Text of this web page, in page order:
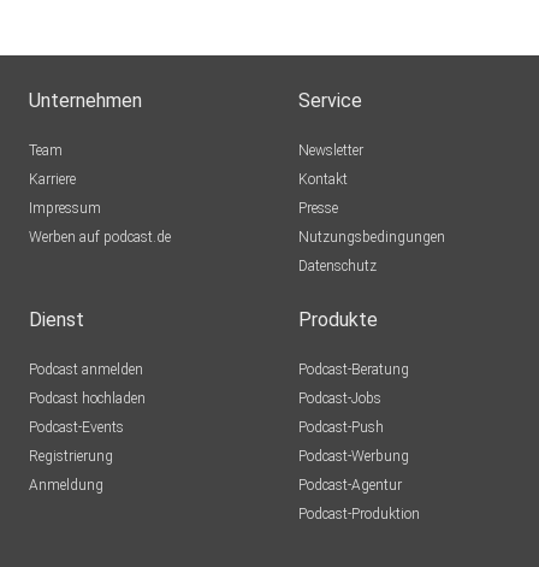
Unternehmen
Team
Karriere
Impressum
Werben auf podcast.de
Service
Newsletter
Kontakt
Presse
Nutzungsbedingungen
Datenschutz
Dienst
Podcast anmelden
Podcast hochladen
Podcast-Events
Registrierung
Anmeldung
Produkte
Podcast-Beratung
Podcast-Jobs
Podcast-Push
Podcast-Werbung
Podcast-Agentur
Podcast-Produktion